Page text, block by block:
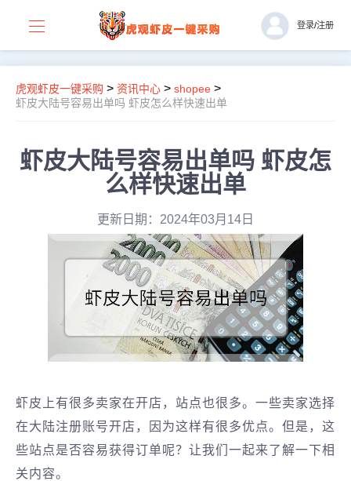
登录/注册
虎观虾皮一键采购 > 资讯中心 > shopee >
虾皮大陆号容易出单吗 虾皮怎么样快速出单
虾皮大陆号容易出单吗 虾皮怎
么样快速出单
更新日期：2024年03月14日
虾皮上有很多卖家在开店，站点也很多。一些卖家选择
在大陆注册账号开店，因为这样有很多优点。但是，这
些站点是否容易获得订单呢？让我们一起来了解一下相
关内容。